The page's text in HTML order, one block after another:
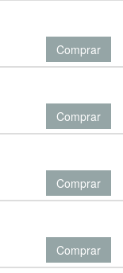
Comprar
Comprar
Comprar
Comprar